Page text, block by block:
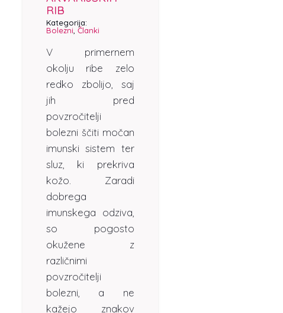
RIB
Kategorija:
Bolezni ,Članki
V primernem
okolju ribe zelo
redko zbolijo, saj
jih pred
povzročitelji
bolezni ščiti močan
imunski sistem ter
sluz, ki prekriva
kožo. Zaradi
dobrega
imunskega odziva,
so pogosto
okužene z
različnimi
povzročitelji
bolezni, a ne
kažejo znakov